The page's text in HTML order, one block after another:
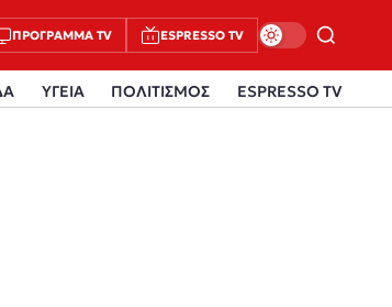
ΠΡΌΓΡΑΜΜΑ TV ESPRESSO TV
ΥΓΕΙΑ ΠΟΛΙΤΙΣΜΟΣ ESPRESSO TV